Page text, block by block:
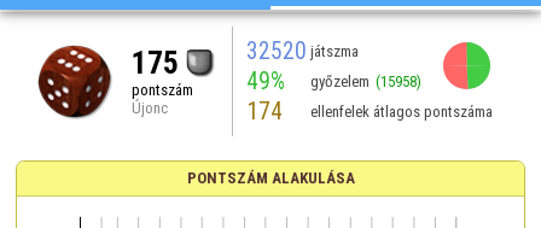
175
pontszám
Újonc
32520 játszma
49% győzelem (15958)
174 ellenfelek átlagos pontszáma
PONTSZÁM ALAKULÁSA